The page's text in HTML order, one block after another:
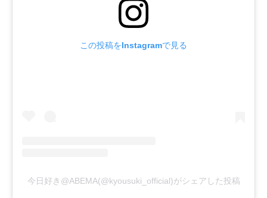
この投稿をInstagramで見る
今日好き@ABEMA(@kyousuki_official)がシェアした投稿